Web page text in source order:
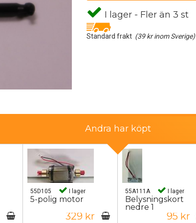
I lager - Fler än 3 st
Standard frakt (39 kr inom Sverige)
Andra har köpt
55D105 I lager
5-polig motor
329 kr
55A111A I lager
Belysningskort
nedre 1
95 kr